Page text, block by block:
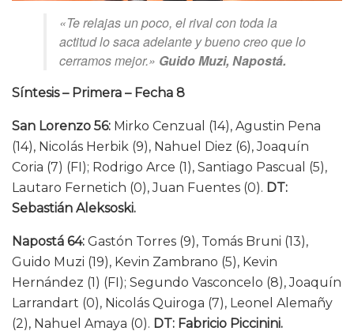
«Te relajas un poco, el rival con toda la
actitud lo saca adelante y bueno creo que lo
cerramos mejor.» Guido Muzi, Napostá.
Síntesis – Primera – Fecha 8
San Lorenzo 56: Mirko Cenzual (14), Agustin Pena
(14), Nicolás Herbik (9), Nahuel Diez (6), Joaquín
Coria (7) (FI); Rodrigo Arce (1), Santiago Pascual (5),
Lautaro Fernetich (0), Juan Fuentes (0). DT:
Sebastián Aleksoski.
Napostá 64: Gastón Torres (9), Tomás Bruni (13),
Guido Muzi (19), Kevin Zambrano (5), Kevin
Hernández (1) (FI); Segundo Vasconcelo (8), Joaquín
Larrandart (0), Nicolás Quiroga (7), Leonel Alemañy
(2), Nahuel Amaya (0). DT: Fabricio Piccinini.